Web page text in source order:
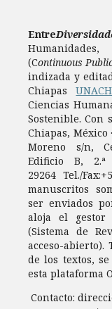
Entre
(Continuous
indizada y
ChiapasUNACH
Ciencias
Sostenible. Con
Chiapas,
Moreno s/n,
Edificio B,
29264 Tel./
manuscritos
ser enviados
aloja el gestor
(Sistema de
acceso-abierto).
de los textos,
esta plataforma
Contacto: